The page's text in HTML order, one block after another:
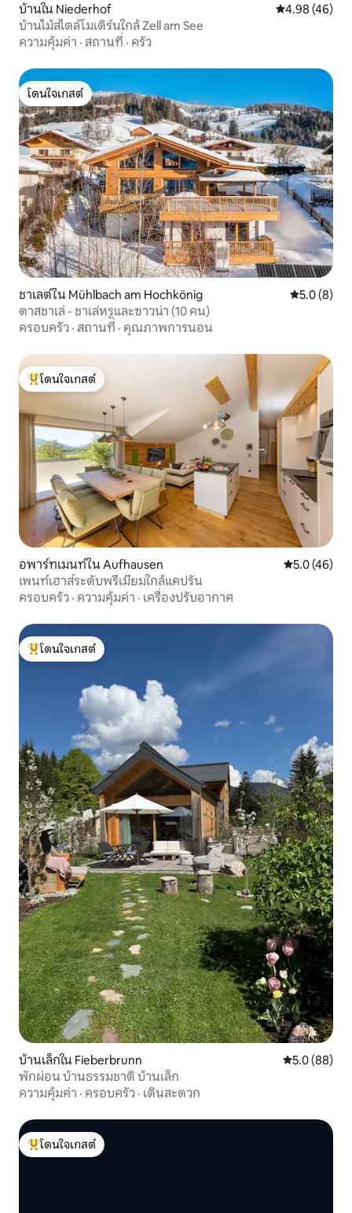
บ้านใน Niederhof คะแนนเฉลี่ย
4.98 (46)
บ้านไม้สไตล์โมเดิร์นใกล้ Zell am See
ความคุ้มค่า · สถานที่ · ครัว
โดนใจเกสต์
โดนใจเกสต์
ชาเลต์ใน Mühlbach am Hochkönig คะแนนเฉลี่
5.0 (8)
ดาสชาเล่ - ชาเล่หรูและซาวน่า (10 คน)
ครอบครัว · สถานที่ · คุณภาพการนอน
โดนใจเกสต์ที่สุด
โดนใจเกสต์
อพาร์ทเมนท์ใน Aufhausen คะแนนเฉลี่ย
5.0 (46)
เพนท์เฮาส์ระดับพรีเมียมใกล้แคปรัน
ครอบครัว · ความคุ้มค่า · เครื่องปรับอากาศ
โดนใจเกสต์ที่สุด
โดนใจเกสต์
บ้านเล็กใน Fieberbrunn คะแนนเฉลี่ย
5.0 (88)
พักผ่อน บ้านธรรมชาติ บ้านเล็ก
ความคุ้มค่า · ครอบครัว · เดินสะดวก
โดนใจเกสต์ที่สุด
โดนใจเกสต์